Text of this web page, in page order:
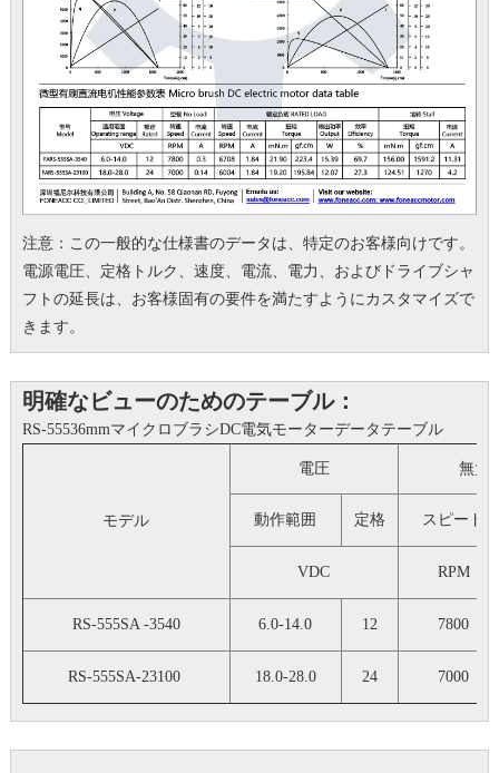
注意：この一般的な仕様書のデータは、特定のお客様向けです。
電源電圧、定格トルク、速度、電流、電力、およびドライブシャ
フトの延長は、お客様固有の要件を満たすようにカスタマイズで
きます。
明確なビューのためのテーブル：
RS-55536mmマイクロブラシDC電気モーターデータテーブル
モデル
電圧 無負
動作範囲 定格 スピード
VDC RPM
RS-555SA -3540 6.0-14.0 12 7800
RS-555SA-23100 18.0-28.0 24 7000